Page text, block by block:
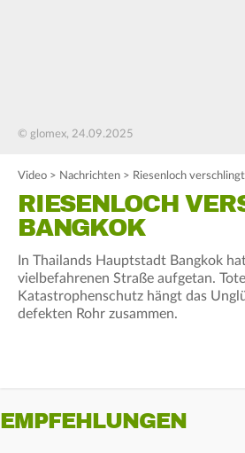
© glomex, 24.09.2025
Video > Nachrichten > Riesenloch
RIESENLOCH
ANGKOK
In Thailands Hauptstadt Bangkok
vielbefahrenen Straße aufgetan.
Katastrophenschutz hängt das
defekten Rohr zusammen.
EMPFEHLUNGEN